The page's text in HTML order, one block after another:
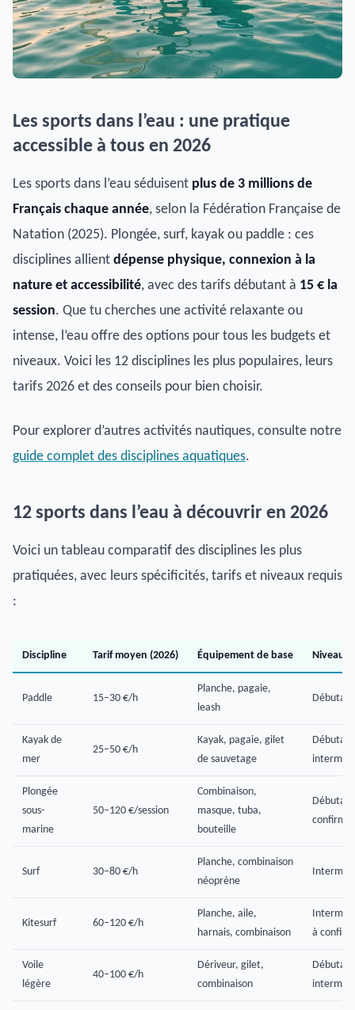
Les sports dans l’eau : une pratique
accessible à tous en 2026
Les sports dans l’eau séduisent plus de 3 millions de
Français chaque année, selon la Fédération Française de
Natation (2025). Plongée, surf, kayak ou paddle : ces
disciplines allient dépense physique, connexion à la
nature et accessibilité, avec des tarifs débutant à 15 € la
session. Que tu cherches une activité relaxante ou
intense, l’eau offre des options pour tous les budgets et
niveaux. Voici les 12 disciplines les plus populaires, leurs
tarifs 2026 et des conseils pour bien choisir.
Pour explorer d’autres activités nautiques, consulte notre
guide complet des disciplines aquatiques.
12 sports dans l’eau à découvrir en 2026
Voici un tableau comparatif des disciplines les plus
pratiquées, avec leurs spécificités, tarifs et niveaux requis
:
Discipline Tarif moyen (2026) Équipement de base Niveau
Paddle 15–30 €/h
Planche, pagaie,
leash
Débutant
Kayak de
mer
25–50 €/h
Kayak, pagaie, gilet
de sauvetage
Plongée
sous-
marine
50–120 €/session
Combinaison,
masque, tuba,
bouteille
confirmé
Surf 30–80 €/h
Planche, combinaison
néoprène
Kitesurf 60–120 €/h
Planche, aile,
harnais, combinaison
à
Voile
légère
40–100 €/h
Dériveur, gilet,
combinaison